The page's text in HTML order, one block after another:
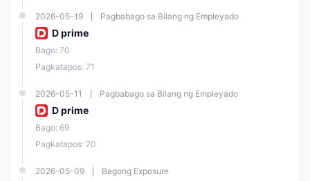
Iba't ibang mga pagpipilian
sa plataporma sa pag-trade
Limitadong mga educational
Iba't ibang mga tradable
assets, kasama ang forex,
CFDs, indices, at
cryptocurrencies
Walang mga promosyon o
trading features
2026-05-19 Pagbabago sa Bilang ng Empleyado
D prime
Bago: 70
Pagkatapos: 71
2026-05-11 Pagbabago sa Bilang ng Empleyado
D prime
Bago: 69
Pagkatapos: 70
2026-05-09 Bagong Exposure